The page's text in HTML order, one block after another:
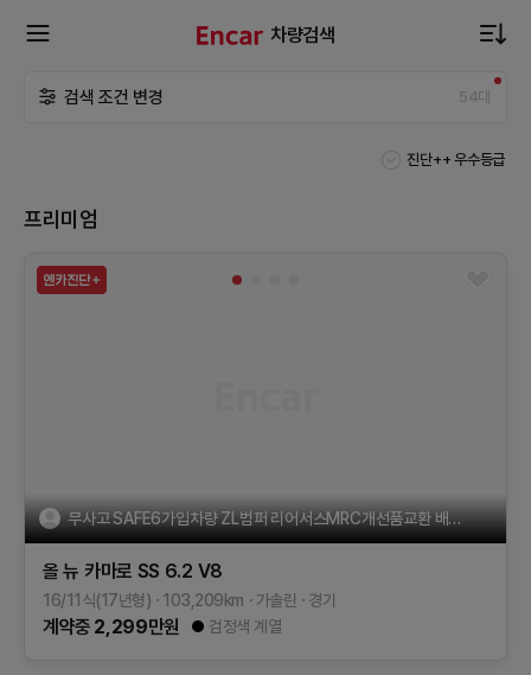
차량검색
검색 조건 변경 54대
진단++ 우수등급
프리미엄
무사고 SAFE6가입차량 ZL범퍼 리어서스MRC개선품교환 배기구변완
올 뉴 카마로 SS 6.2 V8
16/11식(17년형) 103,209km 가솔린 경기
계약중 2,299만원 검정색 계열